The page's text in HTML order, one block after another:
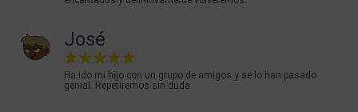
José
Ha ido mi hijo con un grupo de amigos y se lo han pasado
genial. Repetiremos sin duda